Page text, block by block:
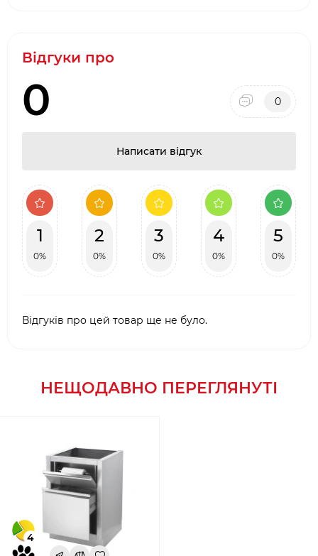
Відгуки про
0 0
Написати відгук
1
0%
2
0%
3
0%
4
0%
5
0%
Відгуків про цей товар ще не було.
НЕЩОДАВНО ПЕРЕГЛЯНУТІ
4